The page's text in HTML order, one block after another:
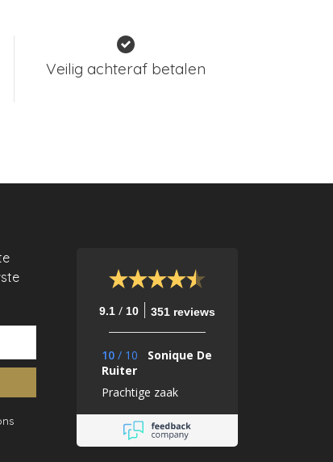
Veilig achteraf betalen
9.1 / 10 351 reviews
10 / 10
Sonique De
Ruiter
Prachtige zaak